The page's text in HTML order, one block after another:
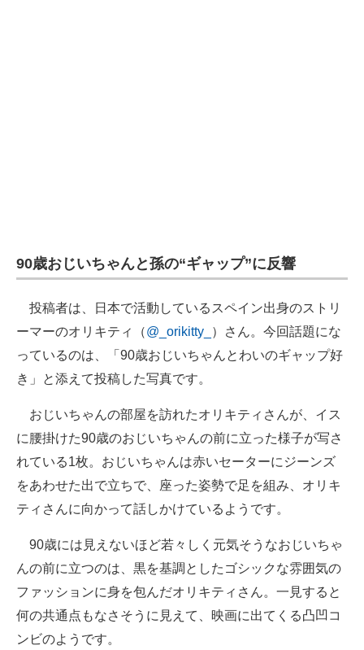
90歳おじいちゃんと孫の“ギャップ”に反響
投稿者は、日本で活動しているスペイン出身のストリ
ーマーのオリキティ（@_orikitty_
）さん。今回話題にな
っているのは、「90歳おじいちゃんとわいのギャップ好
き」と添えて投稿した写真です。
おじいちゃんの部屋を訪れたオリキティさんが、イス
に腰掛けた90歳のおじいちゃんの前に立った様子が写さ
れている1枚。おじいちゃんは赤いセーターにジーンズ
をあわせた出で立ちで、座った姿勢で足を組み、オリキ
ティさんに向かって話しかけているようです。
90歳には見えないほど若々しく元気そうなおじいちゃ
んの前に立つのは、黒を基調としたゴシックな雰囲気の
ファッションに身を包んだオリキティさん。一見すると
何の共通点もなさそうに見えて、映画に出てくる凸凹コ
ンビのようです。